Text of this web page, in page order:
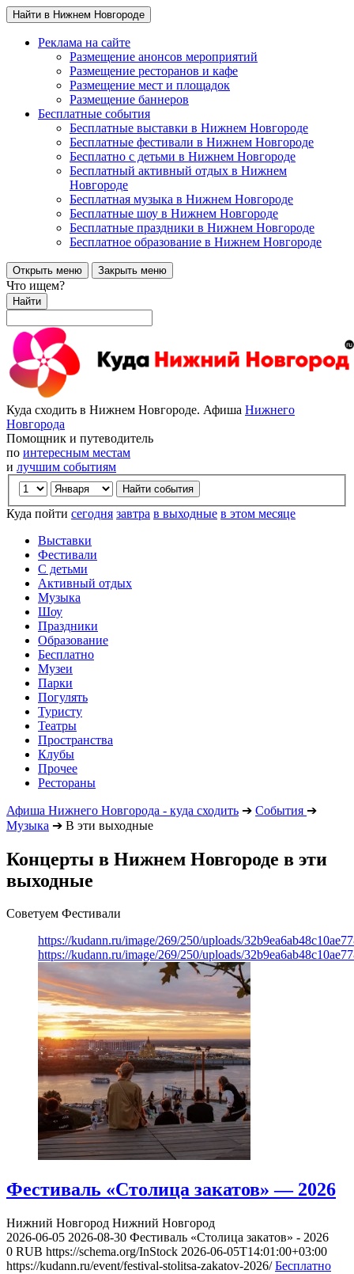
Найти в Нижнем Новгороде
Реклама на сайте
Размещение анонсов мероприятий
Размещение ресторанов и кафе
Размещение мест и площадок
Размещение баннеров
Бесплатные события
Бесплатные выставки в Нижнем Новгороде
Бесплатные фестивали в Нижнем Новгороде
Бесплатно с детьми в Нижнем Новгороде
Бесплатный активный отдых в Нижнем
Новгороде
Бесплатная музыка в Нижнем Новгороде
Бесплатные шоу в Нижнем Новгороде
Бесплатные праздники в Нижнем Новгороде
Бесплатное образование в Нижнем Новгороде
Открыть меню Закрыть меню
Что ищем?
Найти
Куда сходить в Нижнем Новгороде. Афиша Нижнего
Новгорода
Помощник и путеводитель
по интересным местам
и лучшим событиям
Куда пойти сегодня завтра в выходные в этом месяце
Выставки
Фестивали
С детьми
Активный отдых
Музыка
Шоу
Праздники
Образование
Бесплатно
Музеи
Парки
Погулять
Туристу
Театры
Пространства
Клубы
Прочее
Рестораны
Афиша Нижнего Новгорода - куда сходить ➔ События ➔
Музыка ➔ В эти выходные
Концерты в Нижнем Новгороде в эти
выходные
Советуем Фестивали
https://kudann.ru/image/269/250/uploads/
https://kudann.ru/image/269/250/uploads/
Фестиваль «Столица закатов» — 2026
Нижний Новгород Нижний Новгород
2026-06-05 2026-08-30 Фестиваль «Столица закатов» - 2026
0 RUB https://schema.org/InStock 2026-06-05T14:01:00+03:00
https://kudann.ru/event/festival-stolitsa-zakatov-2026/ Бесплатно